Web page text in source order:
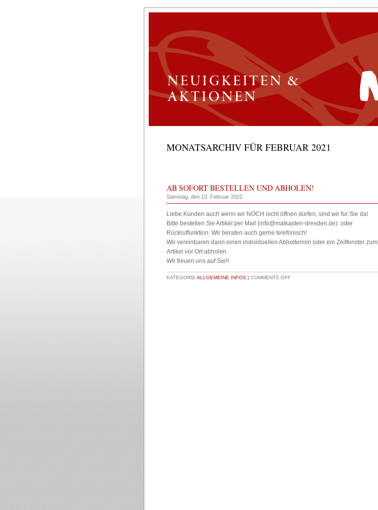
MONATSARCHIV FÜR FEBRUAR 2021
AB SOFORT BESTELLEN UND ABHOLEN!
Samstag, den 13. Februar 2021
Liebe Kunden auch wenn wir NOCH nicht öffnen dürfen, sind wir für Sie da!
Bitte bestellen Sie Artikel per Mail (info@malkasten-dresden.de) oder
Rückruffunktion. Wir beraten auch gerne telefonisch!
Wir vereinbaren dann einen individuellen Abholtermin oder ein Zeitfenster zum
Artikel vor Ort abholen.
Wir freuen uns auf Sie!!
KATEGORIE ALLGEMEINE INFOS | COMMENTS OFF